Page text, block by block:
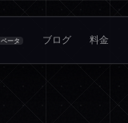
ベータ ブログ 料金